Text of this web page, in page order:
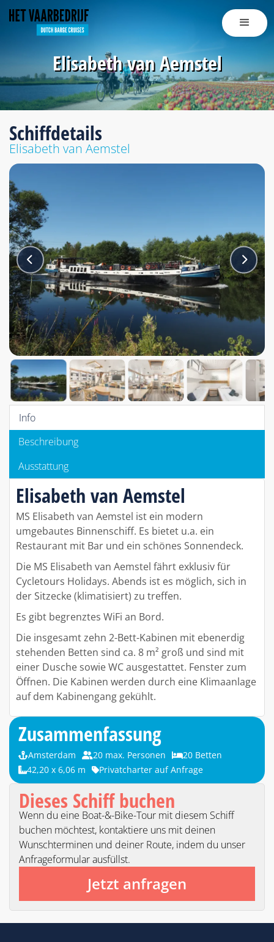
Elisabeth van Aemstel
Schiffdetails
Elisabeth van Aemstel
Info
Beschreibung
Ausstattung
Elisabeth van Aemstel
MS Elisabeth van Aemstel ist ein modern
umgebautes Binnenschiff. Es bietet u.a. ein
Restaurant mit Bar und ein schönes Sonnendeck.
Die MS Elisabeth van Aemstel fährt exklusiv für
Cycletours Holidays. Abends ist es möglich, sich in
der Sitzecke (klimatisiert) zu treffen.
Es gibt begrenztes WiFi an Bord.
Die insgesamt zehn 2-Bett-Kabinen mit ebenerdig
stehenden Betten sind ca. 8 m² groß und sind mit
einer Dusche sowie WC ausgestattet. Fenster zum
Öffnen. Die Kabinen werden durch eine Klimaanlage
auf dem Kabinengang gekühlt.
Zusammenfassung
Amsterdam 20 max. Personen
20 Betten
42,20 x 6,06 m
Privatcharter auf Anfrage
Dieses Schiff buchen
Wenn du eine Boat-&-Bike-Tour mit diesem Schiff
buchen möchtest, kontaktiere uns mit deinen
Wunschterminen und deiner Route, indem du unser
Anfrageformular ausfüllst.
Jetzt anfragen